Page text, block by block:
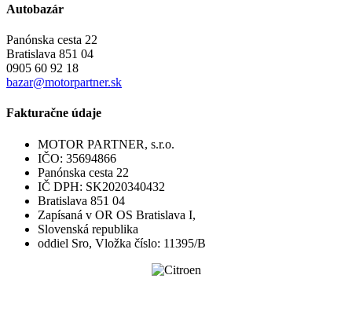
Autobazár
Panónska cesta 22
Bratislava 851 04
0905 60 92 18
bazar@motorpartner.sk
Fakturačne údaje
MOTOR PARTNER, s.r.o.
IČO: 35694866
Panónska cesta 22
IČ DPH: SK2020340432
Bratislava 851 04
Zapísaná v OR OS Bratislava I,
Slovenská republika
oddiel Sro, Vložka číslo: 11395/B